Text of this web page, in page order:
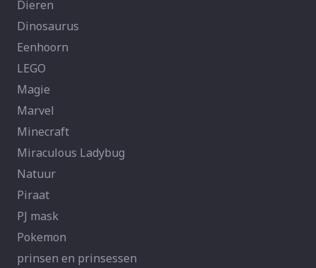
Dieren
Dinosaurus
Eenhoorn
LEGO
Magie
Marvel
Minecraft
Miraculous Ladybug
Natuur
Piraat
PJ mask
Pokemon
prinsen en prinsessen